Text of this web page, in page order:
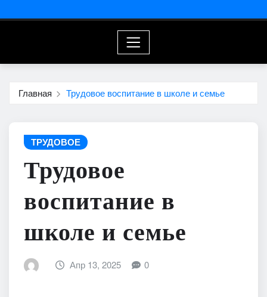
Главная Трудовое воспитание в школе и семье
ТРУДОВОЕ
Трудовое
воспитание в
школе и семье
Апр 13, 2025 0